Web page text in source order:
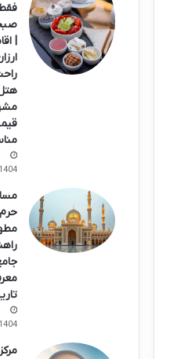
|
حرم
مرکز